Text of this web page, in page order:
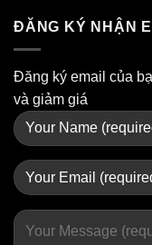
Dịch
Cho
Quốc
Tế
Nghị
–
Dịch
Đa
Ngữ
Hiệu
Quả
ĐĂNG KÝ NHẬN
Đăng ký email của
và giảm giá